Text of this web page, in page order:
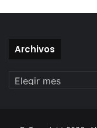
Archivos